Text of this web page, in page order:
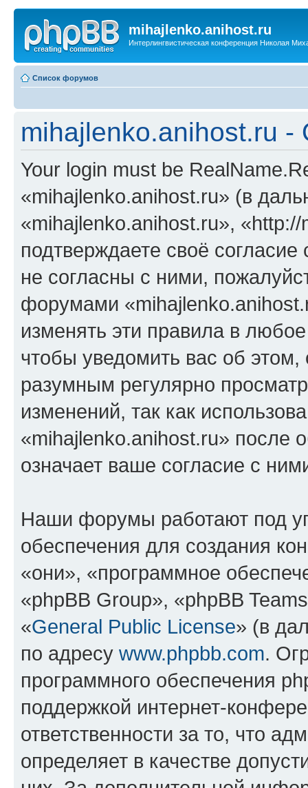
mihajlenko.anihost.ru
Интерлингвистическая конференция Николая
Список форумов
mihajlenko.anihost.ru
Your login must be
«mihajlenko.anihost.ru» (в
«mihajlenko.anihost.ru»,
подтверждаете своё
не согласны с ними,
форумами
изменять эти правила в
чтобы уведомить вас об
разумным регулярно
изменений, так как
«mihajlenko.anihost.ru» после
означает ваше согласие с
Наши форумы работают под
обеспечения для создания
«они», «программное
«phpBB Group», «phpBB
«General Public License» (в
по адресу www.phpbb.com.
программного обеспечения
поддержкой интернет-
ответственности за то, что
определяет в качестве